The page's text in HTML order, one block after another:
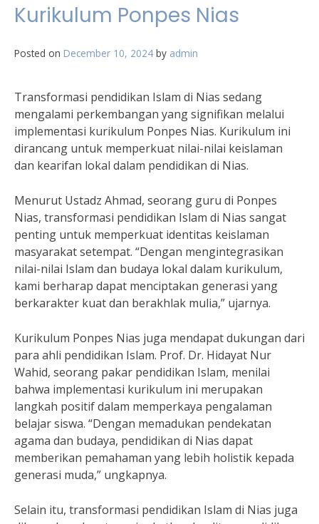
Kurikulum Ponpes Nias
Posted on December 10, 2024 by admin
Transformasi pendidikan Islam di Nias sedang
mengalami perkembangan yang signifikan melalui
implementasi kurikulum Ponpes Nias. Kurikulum ini
dirancang untuk memperkuat nilai-nilai keislaman
dan kearifan lokal dalam pendidikan di Nias.
Menurut Ustadz Ahmad, seorang guru di Ponpes
Nias, transformasi pendidikan Islam di Nias sangat
penting untuk memperkuat identitas keislaman
masyarakat setempat. “Dengan mengintegrasikan
nilai-nilai Islam dan budaya lokal dalam kurikulum,
kami berharap dapat menciptakan generasi yang
berkarakter kuat dan berakhlak mulia,” ujarnya.
Kurikulum Ponpes Nias juga mendapat dukungan dari
para ahli pendidikan Islam. Prof. Dr. Hidayat Nur
Wahid, seorang pakar pendidikan Islam, menilai
bahwa implementasi kurikulum ini merupakan
langkah positif dalam memperkaya pengalaman
belajar siswa. “Dengan memadukan pendekatan
agama dan budaya, pendidikan di Nias dapat
memberikan pemahaman yang lebih holistik kepada
generasi muda,” ungkapnya.
Selain itu, transformasi pendidikan Islam di Nias juga